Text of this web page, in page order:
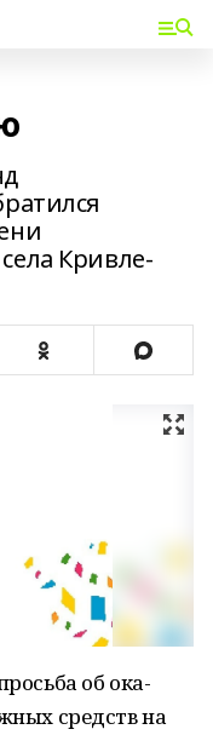
Кривле-
об ока­
средств на